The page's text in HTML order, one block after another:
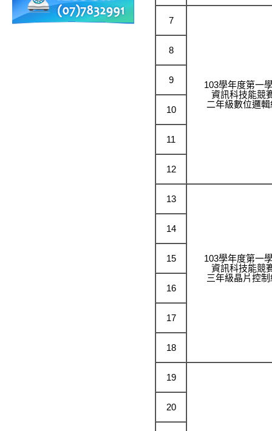
7
103學年度第一
資訊科技能競
二年級數位邏
8
9
10
11
12
13
103學年度第一
資訊科技能競
三年級晶片控制
14
15
16
17
18
19
20